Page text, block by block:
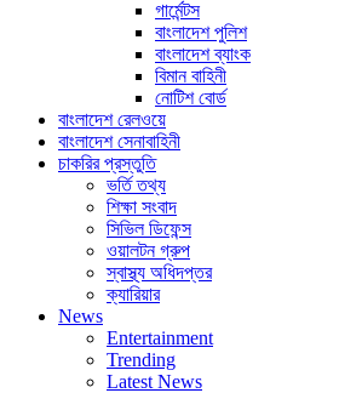
গার্মেন্টস
বাংলাদেশ পুলিশ
বাংলাদেশ ব্যাংক
বিমান বাহিনী
নোটিশ বোর্ড
বাংলাদেশ রেলওয়ে
বাংলাদেশ সেনাবাহিনী
চাকরির প্রস্তুতি
ভর্তি তথ্য
শিক্ষা সংবাদ
সিভিল ডিফেন্স
ওয়ালটন গ্রুপ
স্বাস্থ্য অধিদপ্তর
ক্যারিয়ার
News
Entertainment
Trending
Latest News